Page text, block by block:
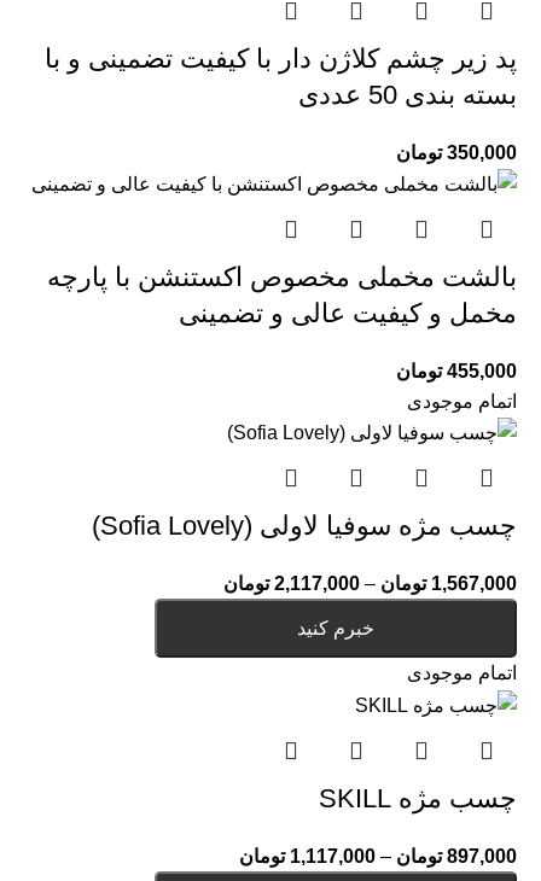
پد زیر چشم کلاژن دار با کیفیت تضمینی و با
بسته بندی 50 عددی
350,000 تومان
بالشت مخملی مخصوص اکستنشن با پارچه
مخمل و کیفیت عالی و تضمینی
455,000 تومان
اتمام موجودی
چسب مژه سوفیا لاولی (Sofia Lovely)
1,567,000 تومان –
2,117,000 تومان
خبرم کنید
اتمام موجودی
چسب مژه SKILL
897,000 تومان –
1,117,000 تومان